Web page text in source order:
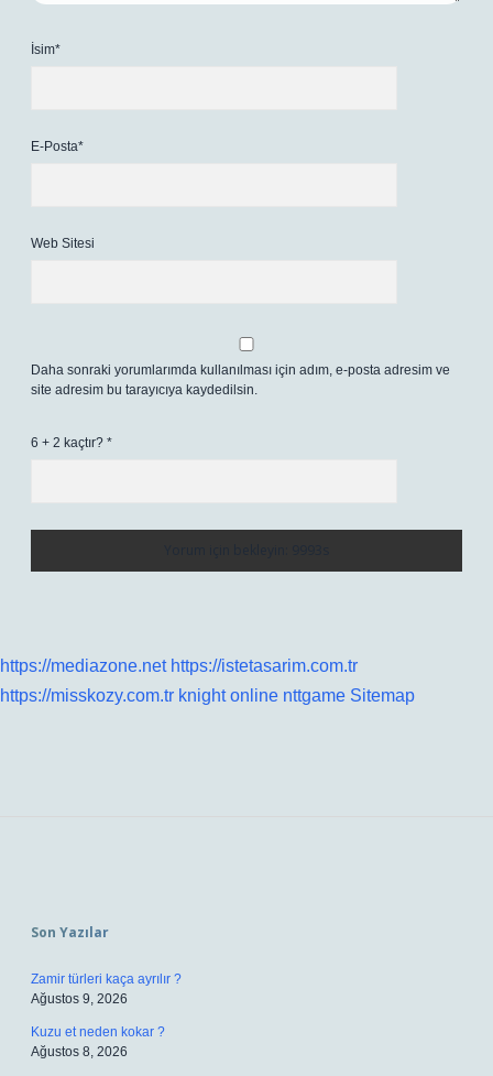
İsim*
E-Posta*
Web Sitesi
Daha sonraki yorumlarımda kullanılması için adım, e-posta adresim ve
site adresim bu tarayıcıya kaydedilsin.
6 + 2 kaçtır? *
https://mediazone.net https://istetasarim.com.tr
https://misskozy.com.tr knight online nttgame Sitemap
Son Yazılar
Zamir türleri kaça ayrılır ?
Ağustos 9, 2026
Kuzu et neden kokar ?
Ağustos 8, 2026